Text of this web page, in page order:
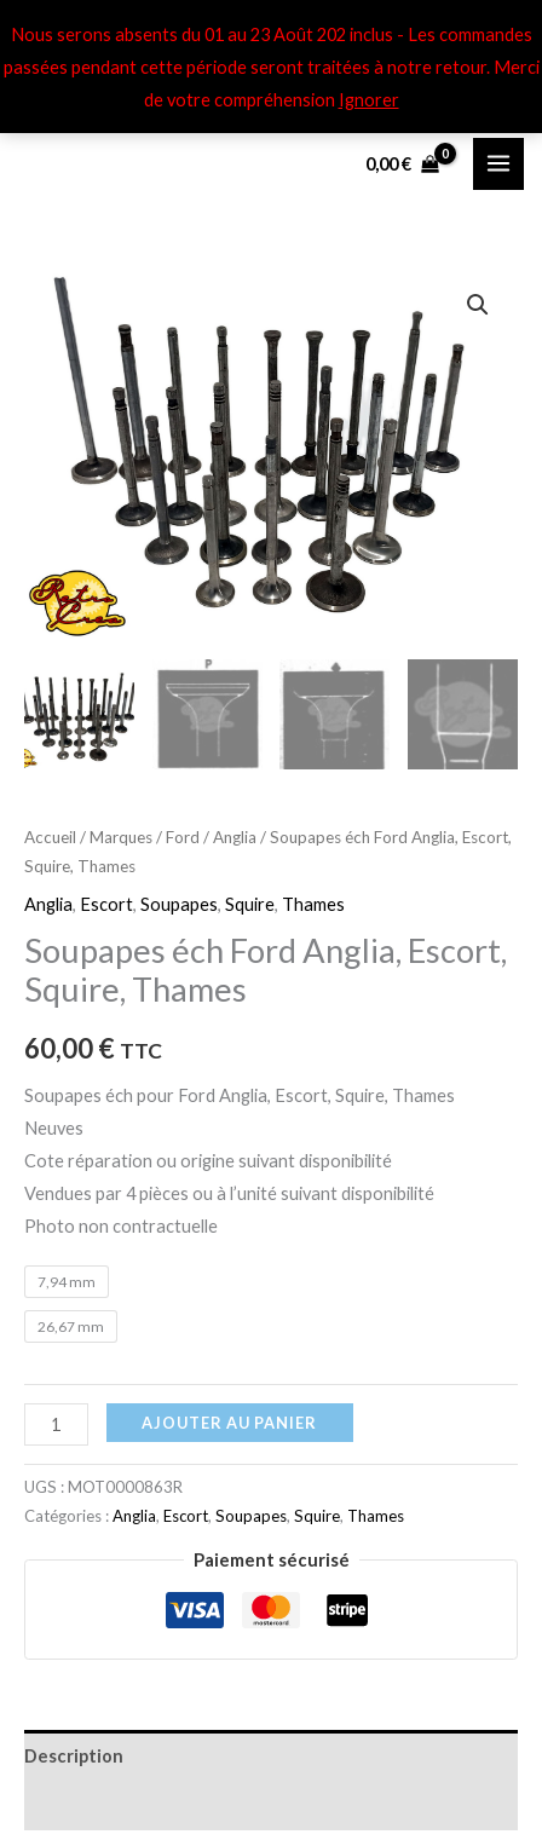
Nous serons absents du 01 au 23 Août 202 inclus - Les commandes
passées pendant cette période seront traitées à notre retour​. Merci
de votre compréhension Ignorer
au
contenu
0,00€
Accueil /Marques/Ford /Anglia / Soupapes éch Ford Anglia, Escort,
Squire, Thames
Anglia, Escort, Soupapes, Squire, Thames
Soupapes éch Ford Anglia, Escort,
Squire, Thames
60,00€ TTC
Soupapes éch pour Ford Anglia, Escort, Squire, Thames
Neuves
Cote réparation ou origine suivant disponibilité
Vendues par 4 pièces ou à l’unité suivant disponibilité
Photo non contractuelle
7,94 mm
26,67 mm
quantité
Soupapes
Escort,
AJOUTER AU PANIER
UGS :MOT0000863R
Catégories :Anglia, Escort, Soupapes, Squire, Thames
Paiement sécurisé
Description